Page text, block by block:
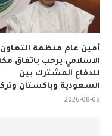
أمين عام منظمة التعاون
الإسلامي يرحب باتفاق
للدفاع المشترك بين
السعودية وباكستان
2026-08-08